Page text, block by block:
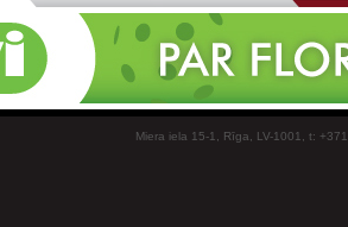
Miera iela 15-1, Rīga, LV-1001, t: